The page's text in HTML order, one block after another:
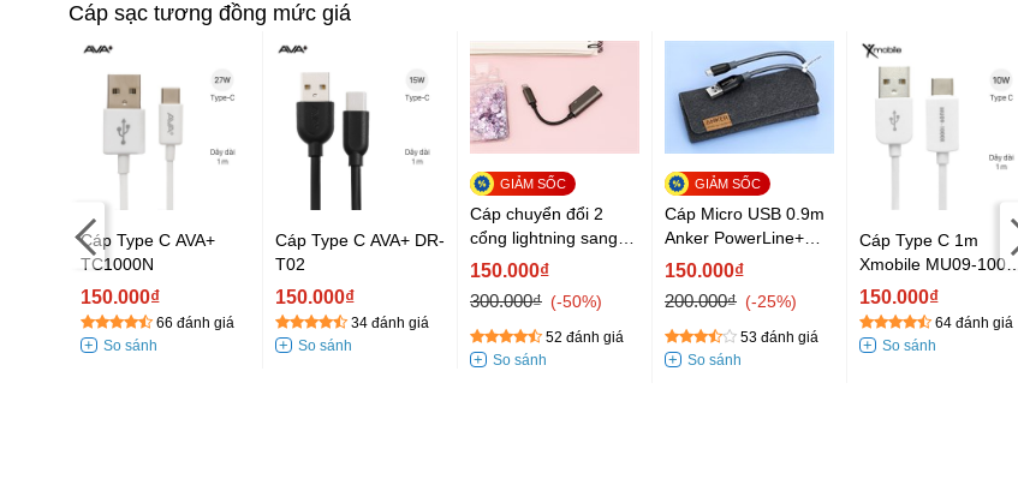
Cáp sạc tương đồng mức giá
Cáp Type C AVA+
TC1000N
150.000₫
66 đánh giá
Cáp Type C AVA+ DR-
T02
150.000₫
34 đánh giá
Cáp chuyển đổi 2
cổng lightning sang
3.5mm Xmobile TS-
150.000₫
300.000₫
-50%
52 đánh giá
Cáp Micro USB 0.9m
Anker PowerLine+
A8142
150.000₫
200.000₫
-25%
53 đánh giá
Cáp Type C 1m
Xmobile MU09-1000X
Trắng
150.000₫
64 đánh giá